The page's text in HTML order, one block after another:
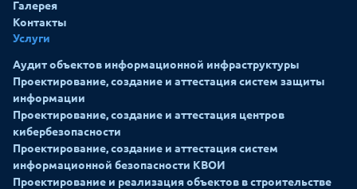
Галерея
Контакты
Услуги
Аудит объектов информационной инфраструктуры
Проектирование, создание и аттестация систем защиты
информации
Проектирование, создание и аттестация центров
кибербезопасности
Проектирование, создание и аттестация систем
информационной безопасности КВОИ
Проектирование и реализация объектов в строительстве